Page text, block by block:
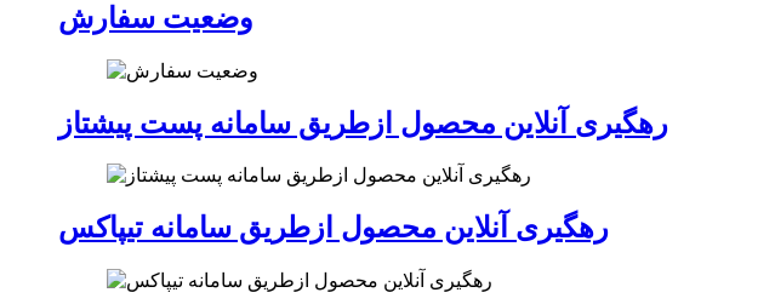
وضعیت سفارش
رهگیری آنلاین محصول ازطریق سامانه پست پیشتاز
رهگیری آنلاین محصول ازطریق سامانه تیپاکس